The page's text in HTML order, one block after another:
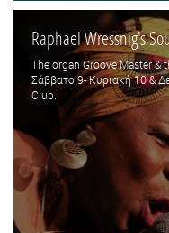
Raphael Wressnig's
The organ Groove Master
Σάββατο 9- Κυριακή 10 &
Club.